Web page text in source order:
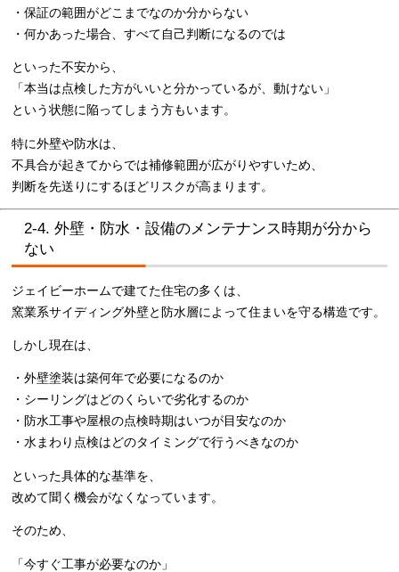
・保証の範囲がどこまでなのか分からない
・何かあった場合、すべて自己判断になるのでは
といった不安から、
「本当は点検した方がいいと分かっているが、動けない」
という状態に陥ってしまう方もいます。
特に外壁や防水は、
不具合が起きてからでは補修範囲が広がりやすいため、
判断を先送りにするほどリスクが高まります。
2-4. 外壁・防水・設備のメンテナンス時期が分から
ない
ジェイビーホームで建てた住宅の多くは、
窯業系サイディング外壁と防水層によって住まいを守る構造です。
しかし現在は、
・外壁塗装は築何年で必要になるのか
・シーリングはどのくらいで劣化するのか
・防水工事や屋根の点検時期はいつが目安なのか
・水まわり点検はどのタイミングで行うべきなのか
といった具体的な基準を、
改めて聞く機会がなくなっています。
そのため、
「今すぐ工事が必要なのか」